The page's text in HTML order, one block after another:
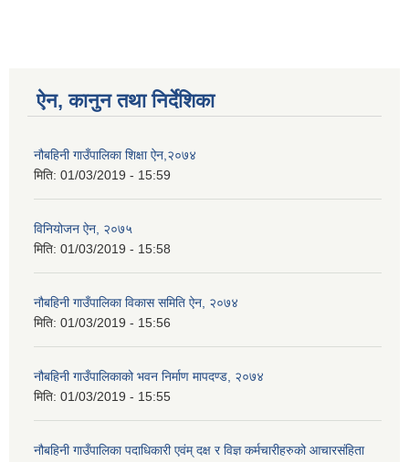
ऐन, कानुन तथा निर्देशिका
नौबहिनी गाउँपालिका शिक्षा ऐन,२०७४
मिति: 01/03/2019 - 15:59
विनियोजन ऐन, २०७५
मिति: 01/03/2019 - 15:58
नौबहिनी गाउँपालिका विकास समिति ऐन, २०७४
मिति: 01/03/2019 - 15:56
नौबहिनी गाउँपालिकाको भवन निर्माण मापदण्ड, २०७४
मिति: 01/03/2019 - 15:55
नौबहिनी गाउँपालिका पदाधिकारी एवंम् दक्ष र विज्ञ कर्मचारीहरुको आचारसंहिता